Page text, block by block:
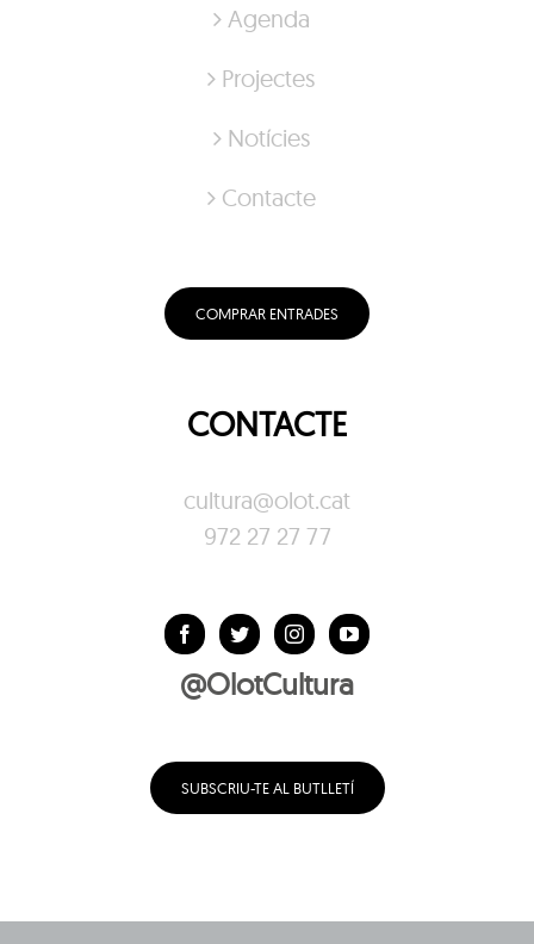
Agenda
Projectes
Notícies
Contacte
COMPRAR ENTRADES
CONTACTE
cultura@olot.cat
972 27 27 77
@OlotCultura
SUBSCRIU-TE AL BUTLLETÍ